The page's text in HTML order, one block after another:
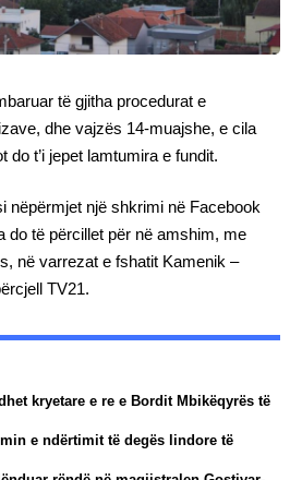
të gjitha procedurat e
dhe vajzës 14-muajshe, e cila
do t’i jepet lamtumira e fundit.
nëpërmjet një shkrimi në Facebook
do të përcillet për në amshim, me
në varrezat e fshatit Kamenik –
TV21.
kryetare e re e Bordit Mbikëqyrës të
e ndërtimit të degës lindore të